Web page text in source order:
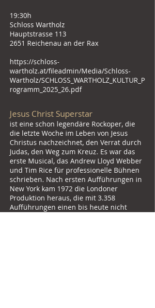
19:30h
Schloss Wartholz
Hauptstrasse 113
2651 Reichenau an der Rax
https://schloss-
wartholz.at/fileadmin/Media/Schloss-
Wartholz/SCHLOSS_WARTHOLZ_KULTUR_P
rogramm_2025_26.pdf
Jesus Christ Superstar
ist eine schon legendäre Rockoper, die
die letzte Woche im Leben von Jesus
Christus nachzeichnet, den Verrat durch
Judas, den Weg zum Kreuz. Es war das
erste Musical, das Andrew Lloyd Webber
und Tim Rice für professionelle Bühnen
schrieben. Nach ersten Aufführungen in
New York kam 1972 die Londoner
Produktion heraus, die mit 3.358
Aufführungen einen bis heute nicht